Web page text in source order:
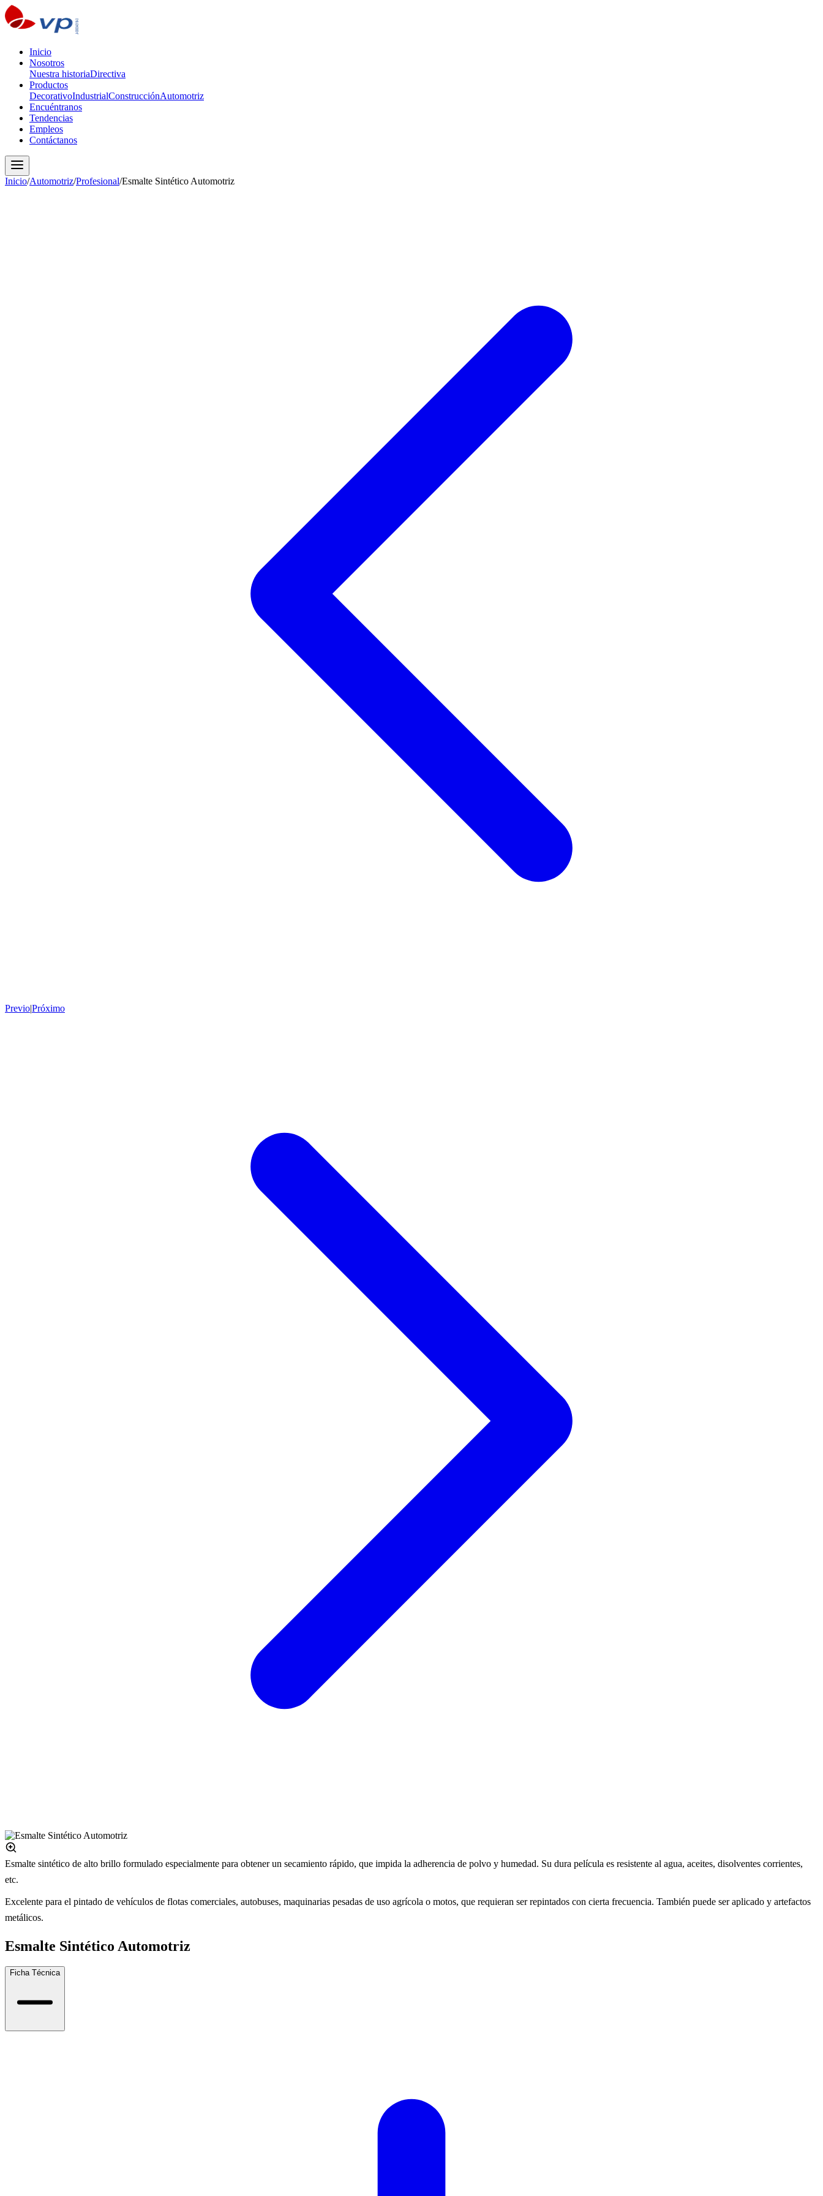
Inicio
Nosotros
Nuestra historiaDirectiva
Productos
DecorativoIndustrialConstrucciónAutomotriz
Encuéntranos
Tendencias
Empleos
Contáctanos
Inicio/Automotriz/Profesional/Esmalte Sintético Automotriz
Previo|Próximo
Esmalte sintético de alto brillo formulado especialmente para obtener un secamiento rápido, que impida la adherencia de polvo y humedad. Su dura película es resistente al agua, aceites, disolventes corrientes,
etc.
Excelente para el pintado de vehículos de flotas comerciales, autobuses, maquinarias pesadas de uso agrícola o motos, que requieran ser repintados con cierta frecuencia. También puede ser aplicado y artefactos
metálicos.
Esmalte Sintético Automotriz
Ficha Técnica